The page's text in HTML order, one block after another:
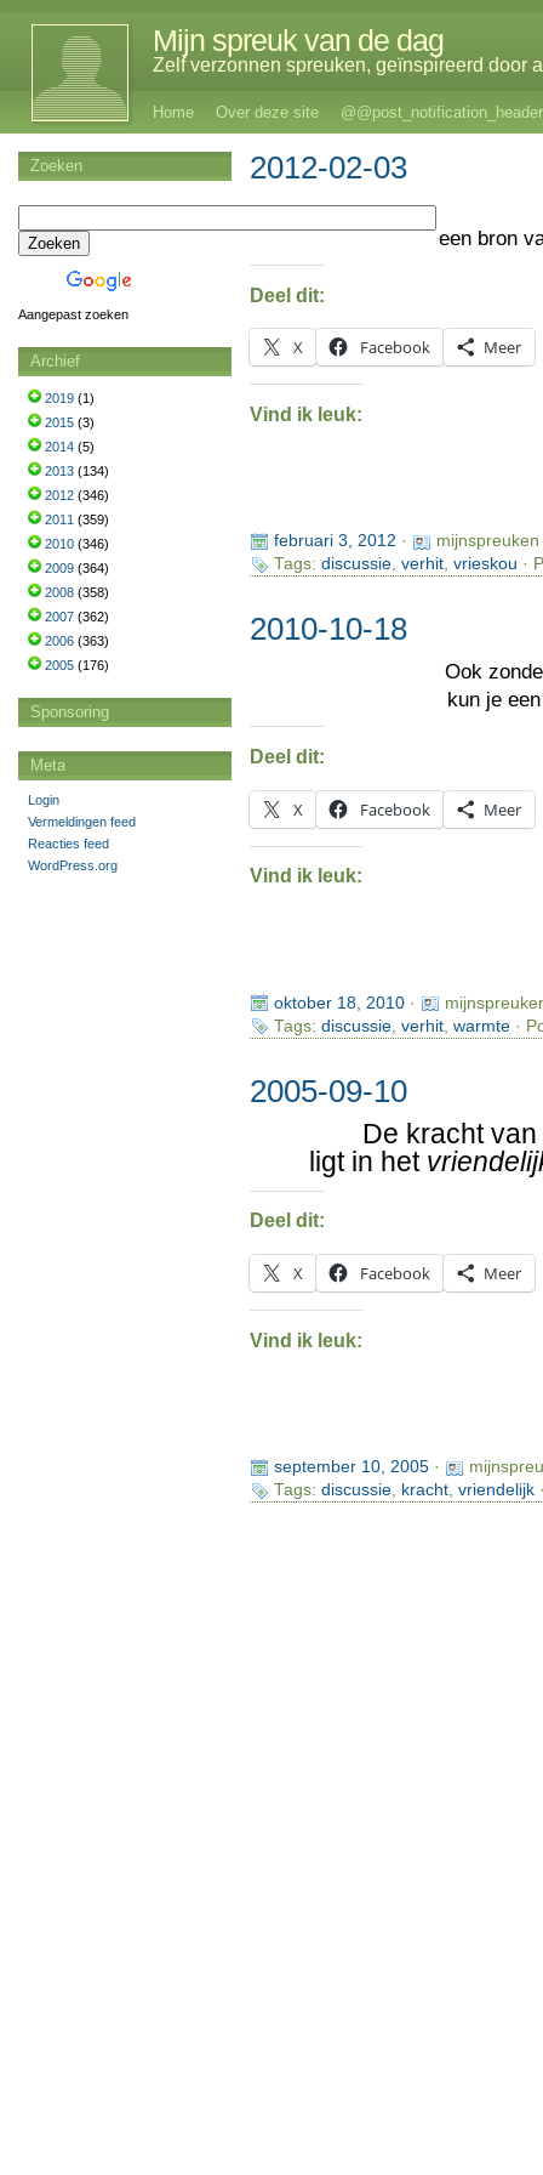
Mijn spreuk van de dag
Zelf verzonnen spreuken, geïnspireerd door
Home Over deze site @@post_notification_header
2012-02-03
een bron
Deel dit:
X Facebook Meer
Vind ik leuk:
februari 3, 2012 ·
Tags: discussie, verhit, vrieskou ·
2010-10-18
Ook
kun je
Deel dit:
X Facebook Meer
Vind ik leuk:
oktober 18, 2010·
Tags: discussie, verhit, warmte·
2005-09-10
De kracht
ligt in het
Deel dit:
X Facebook Meer
Vind ik leuk:
september 10, 2005·
Tags: discussie, kracht, vriendelijk
Zoeken
Aangepast zoeken
Archief
2019 (1)
2015 (3)
2014 (5)
2013 (134)
2012 (346)
2011 (359)
2010 (346)
2009 (364)
2008 (358)
2007 (362)
2006 (363)
2005 (176)
Sponsoring
Meta
Login
Vermeldingen feed
Reacties feed
WordPress.org